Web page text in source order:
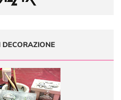
DECORAZIONE